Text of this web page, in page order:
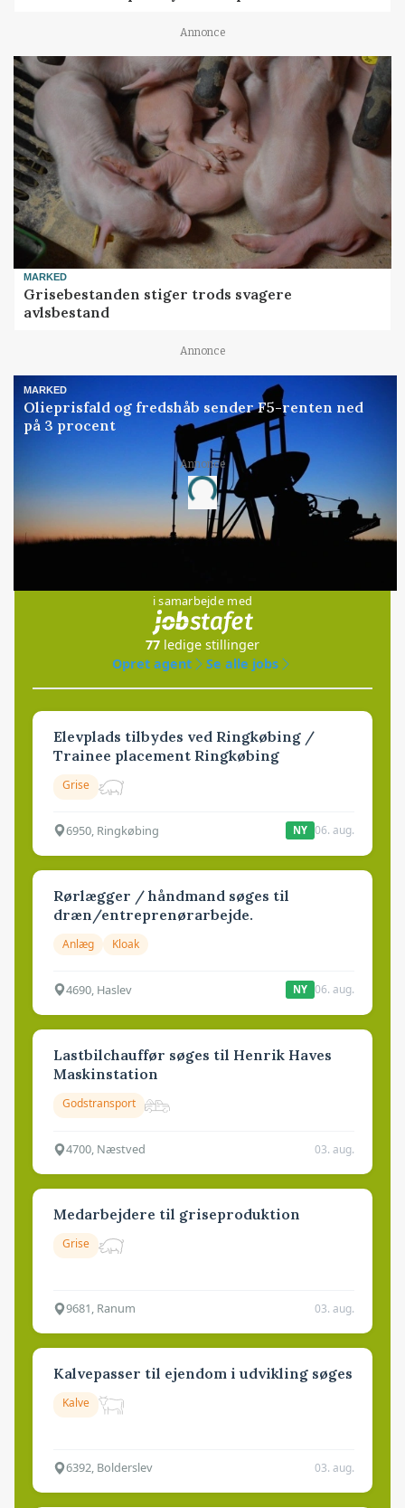
Annonce
MARKED
Grisebestanden stiger trods svagere
avlsbestand
Annonce
MARKED
Olieprisfald og fredshåb sender F5-renten ned
på 3 procent
Annonce
Loading...
i samarbejde med
77 ledige stillinger
Opret agent
Se alle jobs
Elevplads tilbydes ved Ringkøbing /
Trainee placement Ringkøbing
Grise
6950, Ringkøbing NY 06. aug.
Rørlægger / håndmand søges til
dræn/entreprenørarbejde.
Anlæg Kloak
4690, Haslev NY 06. aug.
Lastbilchauffør søges til Henrik Haves
Maskinstation
Godstransport
4700, Næstved 03. aug.
Medarbejdere til griseproduktion
Grise
9681, Ranum 03. aug.
Kalvepasser til ejendom i udvikling søges
Kalve
6392, Bolderslev 03. aug.